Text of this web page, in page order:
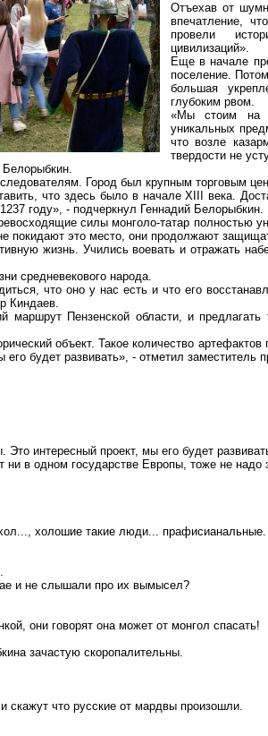
Отъехав от
впечатление,
провели
цивилизаций».
Еще в начале
поселение.
большая
глубоким рвом.
«Мы стоим
уникальных
что возле
твердости не
Белорыбкин.
Город был крупным торговым
что здесь было в начале XIII века.
году», - подчеркнул Геннадий Белорыбкин.
силы монголо-татар полностью
покидают это место, они продолжают
жизнь. Учились воевать и отражать
средневекового народа.
что оно у нас есть и что его
Киндаев.
маршрут Пензенской области, и
объект. Такое количество
будет развивать», - отметил заместитель
интересный проект, мы его будет
ни в одном государстве Европы, тоже не надо
..., холошие такие люди... прафисианальные.
и не слышали про их вымысел?
они говорят она может от монгол спасать!
зачастую скоропалительны.
скажут что русские от мардвы произошли.